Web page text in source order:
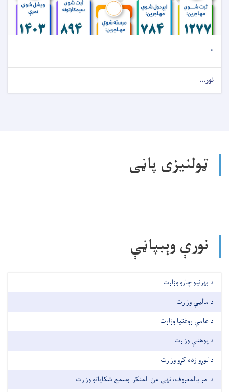
.
نور...
ټولنیزی پاڼی
نورې وېبپاڼې
د بهرنیو چارو وزارت
د مالیې وزارت
د عامې روغتیا وزارت
د پوهنې وزارت
د لوړو زده کړو وزارت
د امر بالمعروف، نهی عن المنکر اوسمع شکایاتو وزارت